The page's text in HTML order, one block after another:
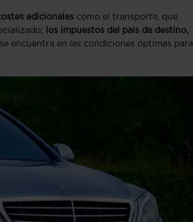
adicionales como el transporte, que
los impuestos del país de destino,
encuentra en las condiciones óptimas para